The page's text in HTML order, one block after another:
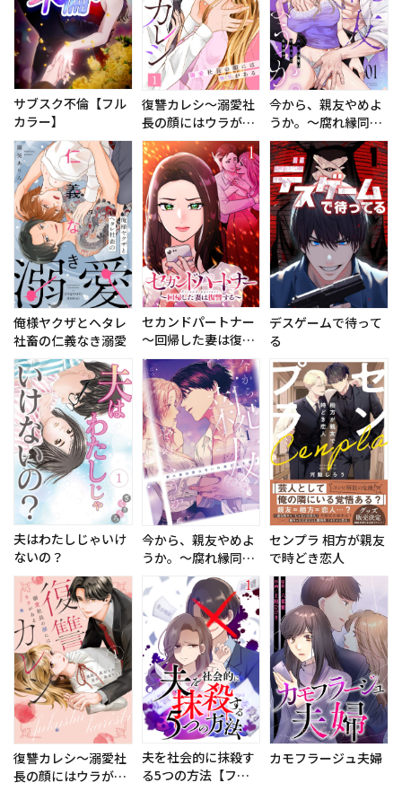
サブスク不倫【フル
カラー】
復讐カレシ～溺愛社
長の顔にはウラがあ
る～
今から、親友やめよ
うか。～腐れ縁同僚
は甘い快楽で私を壊
す～
俺様ヤクザとヘタレ
社畜の仁義なき溺愛
セカンドパートナー
～回帰した妻は復讐
する～【フルカラ
ー】【タテコミ】
デスゲームで待って
る
夫はわたしじゃいけ
ないの？
今から、親友やめよ
うか。～腐れ縁同僚
は甘い快楽で私を壊
す～【コミックス
版】
センプラ 相方が親友
で時どき恋人
復讐カレシ～溺愛社
長の顔にはウラがあ
夫を社会的に抹殺す
る5つの方法【フル
カモフラージュ夫婦